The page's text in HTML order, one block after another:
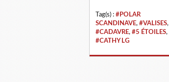
Tag(s) : #POLAR
SCANDINAVE, #VALISES,
#CADAVRE, #5 ÉTOILES,
#CATHY LG